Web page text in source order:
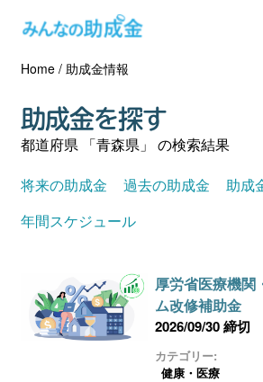
助成金を探す
士業の方へ
助成金コラム
専門家一覧
ダウンロード
会員登録
Home/ 助成金情報
助成金を探す
都道府県 「青森県」 の検索結果
将来の助成金
過去の助成金
助成
年間スケジュール
厚労省医療機関
ム改修補助金
2026/09/30 締切
カテゴリー:
健康・医療